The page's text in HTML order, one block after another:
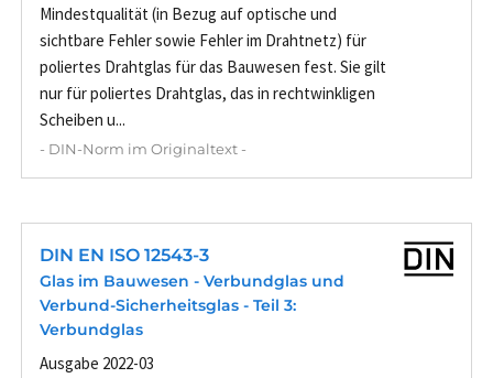
Mindestqualität (in Bezug auf optische und
sichtbare Fehler sowie Fehler im Drahtnetz) für
poliertes Drahtglas für das Bauwesen fest. Sie gilt
nur für poliertes Drahtglas, das in rechtwinkligen
Scheiben u...
- DIN-Norm im Originaltext -
DIN EN ISO 12543-3
Glas im Bauwesen - Verbundglas und
Verbund-Sicherheitsglas - Teil 3:
Verbundglas
Ausgabe 2022-03